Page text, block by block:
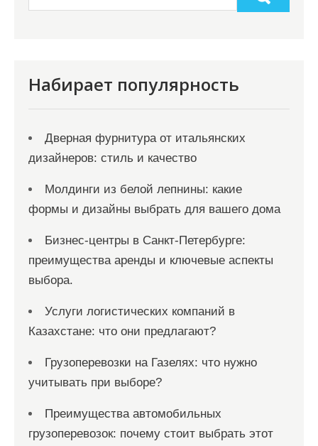
м
Набирает популярность
Дверная фурнитура от итальянских
дизайнеров: стиль и качество
Молдинги из белой лепнины: какие
формы и дизайны выбрать для вашего дома
Бизнес-центры в Санкт-Петербурге:
преимущества аренды и ключевые аспекты
выбора.
Услуги логистических компаний в
Казахстане: что они предлагают?
Грузоперевозки на Газелях: что нужно
учитывать при выборе?
Преимущества автомобильных
грузоперевозок: почему стоит выбрать этот